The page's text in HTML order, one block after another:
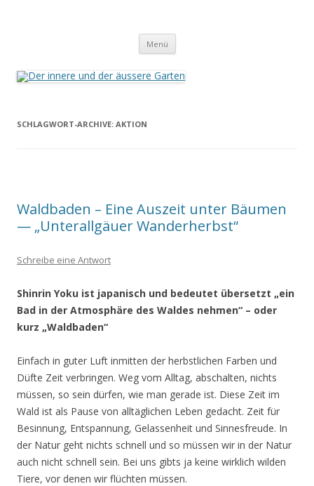
Menü Zum
springen
SCHLAGWORT-ARCHIVE: AKTION
Waldbaden – Eine Auszeit unter Bäumen
— „Unterallgäuer Wanderherbst“
Schreibe eine Antwort
Shinrin Yoku ist japanisch und bedeutet übersetzt „ein
Bad in der Atmosphäre des Waldes nehmen“ – oder
kurz „Waldbaden“
Einfach in guter Luft inmitten der herbstlichen Farben und
Düfte Zeit verbringen. Weg vom Alltag, abschalten, nichts
müssen, so sein dürfen, wie man gerade ist. Diese Zeit im
Wald ist als Pause von alltäglichen Leben gedacht. Zeit für
Besinnung, Entspannung, Gelassenheit und Sinnesfreude. In
der Natur geht nichts schnell und so müssen wir in der Natur
auch nicht schnell sein. Bei uns gibts ja keine wirklich wilden
Tiere, vor denen wir flüchten müssen.